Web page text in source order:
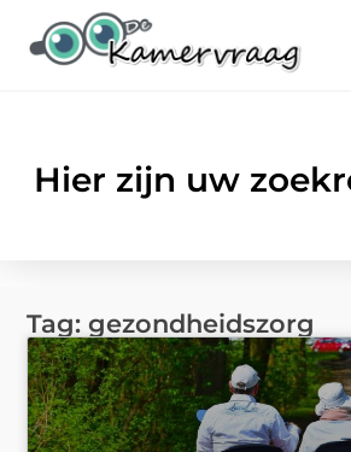
Hier zijn uw
Tag: gezondheidszorg